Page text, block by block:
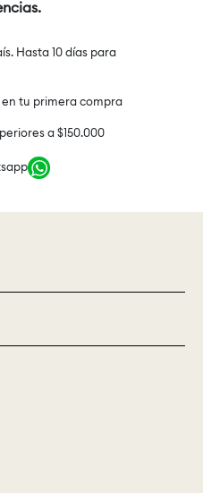
Hasta 10 días para
en tu primera compra
a $150.000